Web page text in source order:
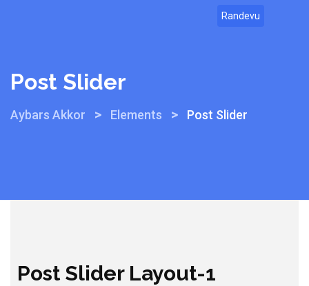
Randevu
Post Slider
Aybars Akkor > Elements > Post Slider
Post Slider Layout-1